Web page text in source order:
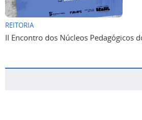
REITORIA
II Encontro dos Núcleos Pedagógicos